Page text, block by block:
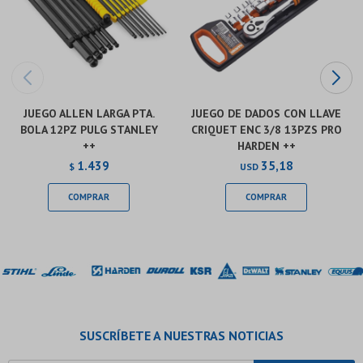
JUEGO ALLEN LARGA PTA.
BOLA 12PZ PULG STANLEY
++
$ 1.439
JUEGO DE DADOS CON LLAVE
CRIQUET ENC 3/8 13PZS PRO
HARDEN ++
USD 35,18
SUSCRÍBETE A NUESTRAS NOTICIAS